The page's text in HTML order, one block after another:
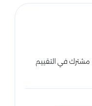
مشترك في التقييم